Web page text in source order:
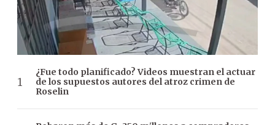
¿Fue todo planificado? Videos muestran el actuar
de los supuestos autores del atroz crimen de
Roselin